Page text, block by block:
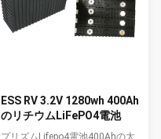
ける MSDS UN38.3のCB IECの広
いtemepratureの働きの範囲は海
外配達を支える 貯蔵lifepo4電...
ESS RV 3.2V 1280wh 400Ah
のリチウムLiFePO4電池
プリズムLifepo4電池400Ahの太